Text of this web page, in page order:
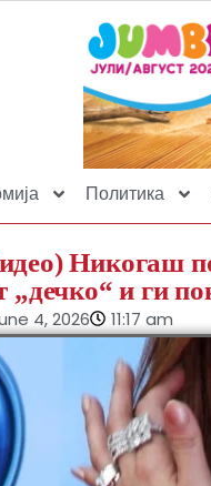
Политика
Никогаш
„дечко“ и ги
4, 2026 11:17 am